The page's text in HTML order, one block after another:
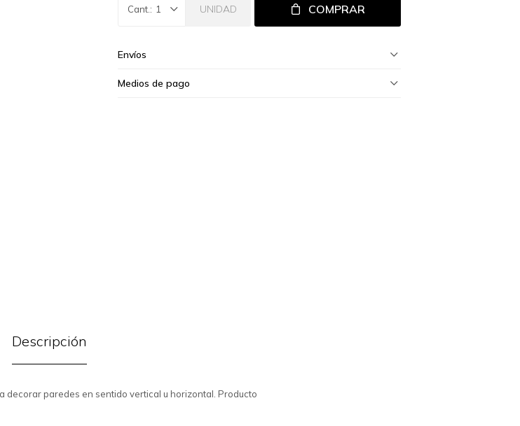
1 UNIDAD COMPRAR
Envíos
Medios de pago
Descripción
decorar paredes en sentido vertical u horizontal. Producto